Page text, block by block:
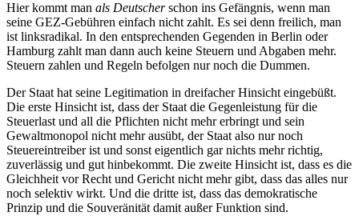
Hier kommt man als Deutscherschon ins Gefängnis, wenn man
seine GEZ-Gebühren einfach nicht zahlt. Es sei denn freilich, man
ist linksradikal. In den entsprechenden Gegenden in Berlin oder
Hamburg zahlt man dann auch keine Steuern und Abgaben mehr.
Steuern zahlen und Regeln befolgen nur noch die Dummen.
Der Staat hat seine Legitimation in dreifacher Hinsicht eingebüßt.
Die erste Hinsicht ist, dass der Staat die Gegenleistung für die
Steuerlast und all die Pflichten nicht mehr erbringt und sein
Gewaltmonopol nicht mehr ausübt, der Staat also nur noch
Steuereintreiber ist und sonst eigentlich gar nichts mehr richtig,
zuverlässig und gut hinbekommt. Die zweite Hinsicht ist, dass es die
Gleichheit vor Recht und Gericht nicht mehr gibt, dass das alles nur
noch selektiv wirkt. Und die dritte ist, dass das demokratische
Prinzip und die Souveränität damit außer Funktion sind.